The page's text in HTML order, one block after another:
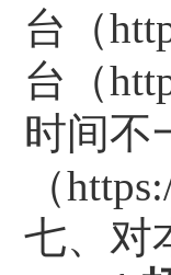
台（
台（
时间不
（
七、对